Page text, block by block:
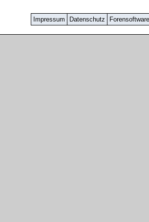
Impressum Datenschutz